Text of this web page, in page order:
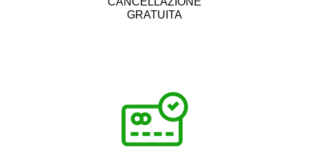
GRATUITA